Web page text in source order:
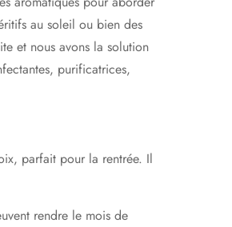
au soleil ou bien des
et nous avons la solution
purificatrices,
parfait pour la rentrée. Il
rendre le mois de